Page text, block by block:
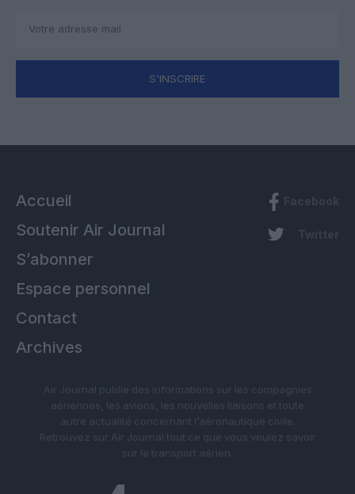
S'INSCRIRE
Accueil
Soutenir Air Journal
S’abonner
Espace personnel
Contact
Archives